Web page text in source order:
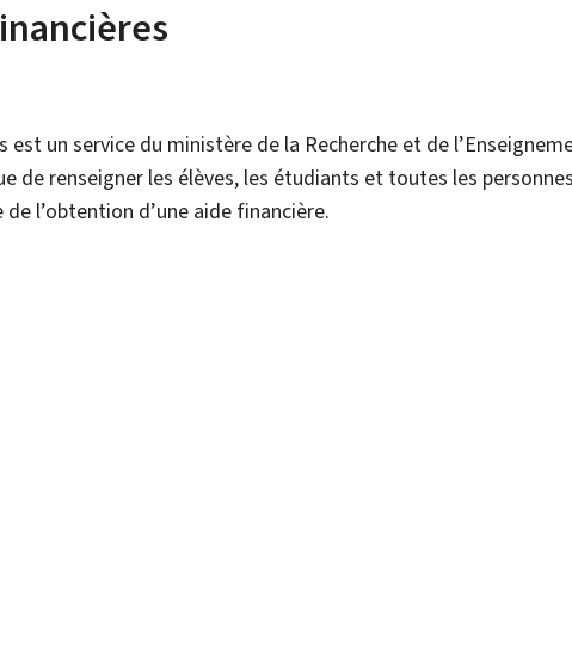
est un service du ministère de la Recherche et de
de renseigner les élèves, les étudiants et toutes les
l’obtention d’une aide financière.